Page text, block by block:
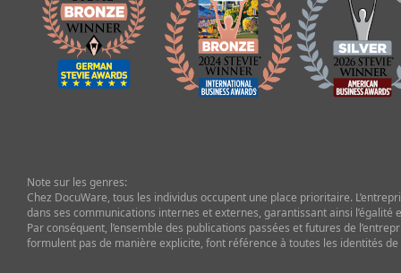
Note sur les genres:
Chez DocuWare, tous les individus occupent une place prioritaire.
dans ses communications internes et externes, garantissant ainsi l’égalité
Par conséquent, l’ensemble des publications passées et futures de
formulent pas de manière explicite, font référence à toutes les identités de